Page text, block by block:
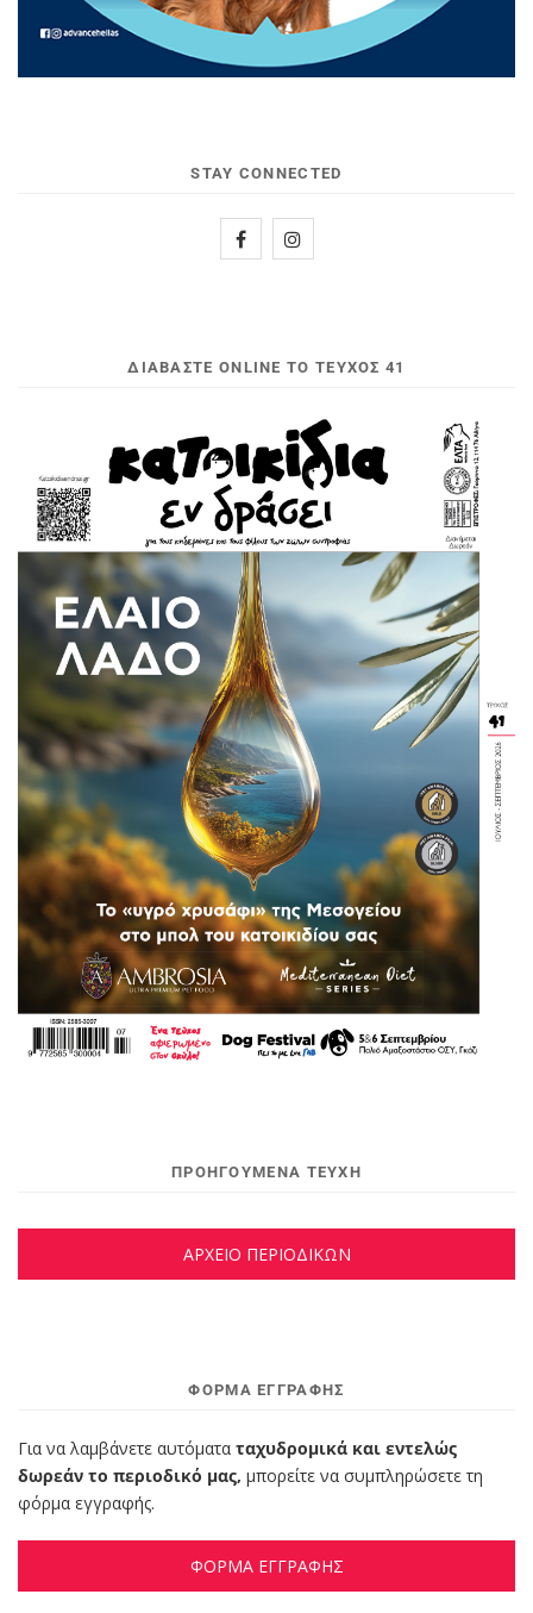
STAY CONNECTED
ΔΙΑΒΆΣΤΕ ONLINE ΤΟ ΤΕΎΧΟΣ 41
ΠΡΟΗΓΟΥΜΕΝΑ ΤΕΥΧΗ
ΑΡΧΕΙΟ ΠΕΡΙΟΔΙΚΩΝ
ΦΌΡΜΑ ΕΓΓΡΑΦΉΣ
Για να λαμβάνετε αυτόματα ταχυδρομικά και εντελώς
δωρεάν το περιοδικό μας, μπορείτε να συμπληρώσετε τη
φόρμα εγγραφής.
ΦΟΡΜΑ ΕΓΓΡΑΦΗΣ